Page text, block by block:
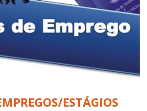
ESTÁGIOS